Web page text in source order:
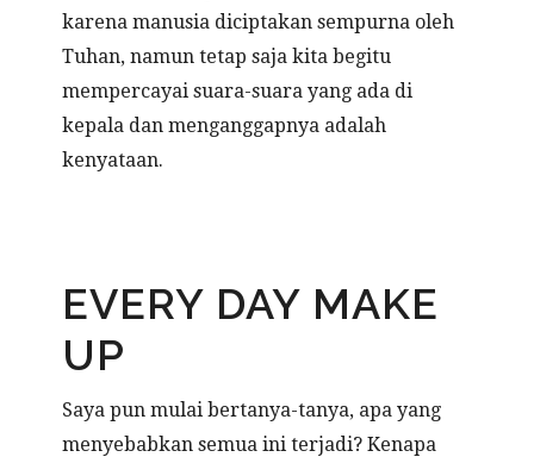
karena manusia diciptakan sempurna oleh
Tuhan, namun tetap saja kita begitu
mempercayai suara-suara yang ada di
kepala dan menganggapnya adalah
kenyataan.
EVERY DAY MAKE
UP
Saya pun mulai bertanya-tanya, apa yang
menyebabkan semua ini terjadi? Kenapa